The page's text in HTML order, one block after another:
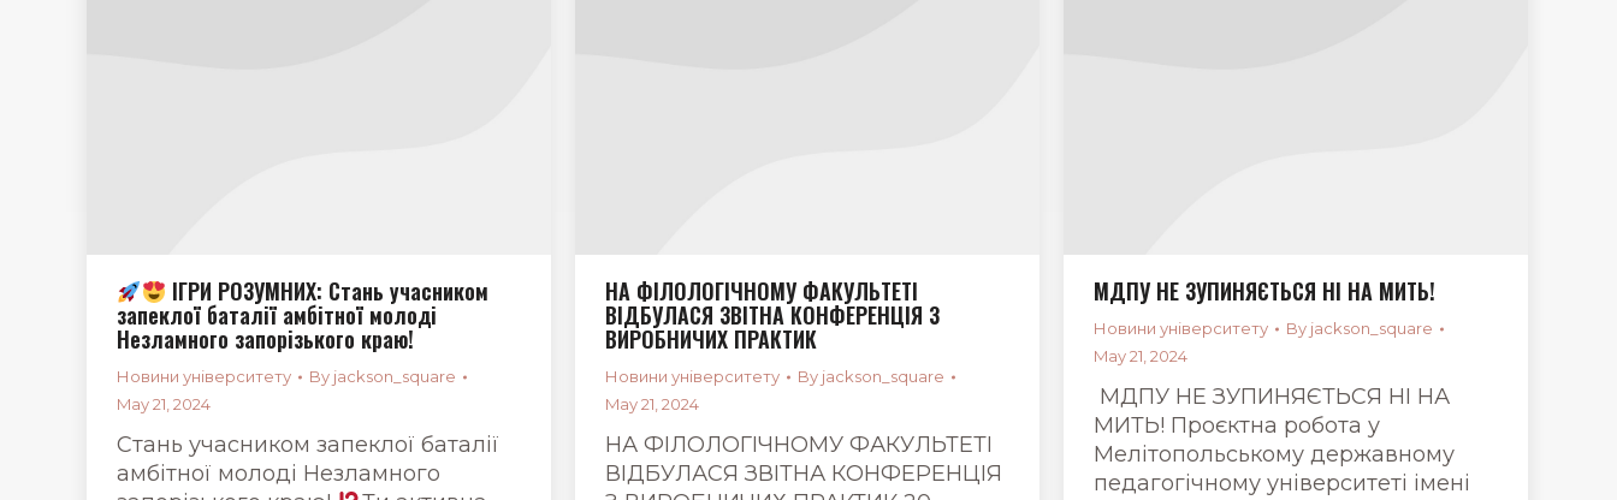
ІГРИ РОЗУМНИХ: Стань учасником
запеклої баталії амбітної молоді
Незламного запорізького краю!
Новини університету By jackson_square
May 21, 2024
Стань учасником запеклої баталії
амбітної молоді Незламного
НА ФІЛОЛОГІЧНОМУ ФАКУЛЬТЕТІ
ВІДБУЛАСЯ ЗВІТНА КОНФЕРЕНЦІЯ З
ВИРОБНИЧИХ ПРАКТИК
Новини університету By jackson_square
May 21, 2024
НА ФІЛОЛОГІЧНОМУ ФАКУЛЬТЕТІ
ВІДБУЛАСЯ ЗВІТНА КОНФЕРЕНЦІЯ
МДПУ НЕ ЗУПИНЯЄТЬСЯ НІ НА МИТЬ!
Новини університету By jackson_square
May 21, 2024
МДПУ НЕ ЗУПИНЯЄТЬСЯ НІ НА
МИТЬ! Проєктна робота у
Мелітопольському державному
педагогічному університеті імені